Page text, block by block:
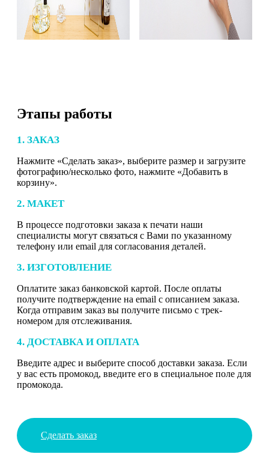
Этапы работы
1. ЗАКАЗ
Нажмите «Сделать заказ», выберите размер и загрузите
фотографию/несколько фото, нажмите «Добавить в
корзину».
2. МАКЕТ
В процессе подготовки заказа к печати наши
специалисты могут связаться с Вами по указанному
телефону или email для согласования деталей.
3. ИЗГОТОВЛЕНИЕ
Оплатите заказ банковской картой. После оплаты
получите подтверждение на email с описанием заказа.
Когда отправим заказ вы получите письмо с трек-
номером для отслеживания.
4. ДОСТАВКА И ОПЛАТА
Введите адрес и выберите способ доставки заказа. Если
у вас есть промокод, введите его в специальное поле для
промокода.
Сделать заказ